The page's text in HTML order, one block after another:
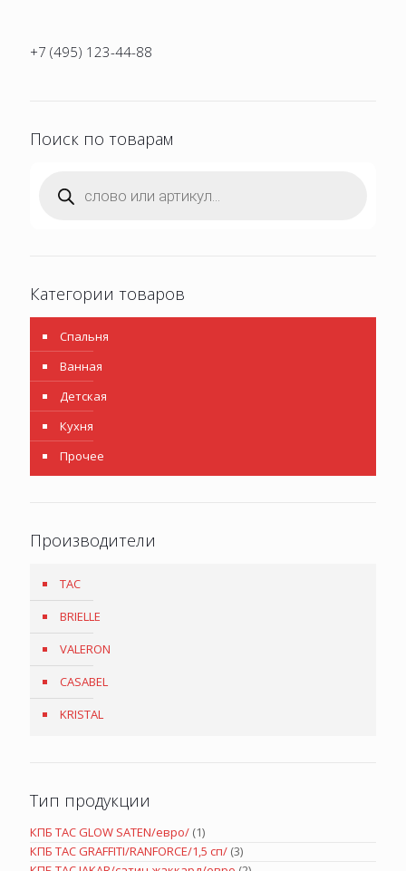
+7 (495) 123-44-88
Поиск по товарам
товаров
Категории товаров
Спальня
Ванная
Детская
Кухня
Прочее
Производители
TAC
BRIELLE
VALERON
CASABEL
KRISTAL
Тип продукции
КПБ TAC GLOW SATEN/евро/ (1)
КПБ TAC GRAFFITI/RANFORCE/1,5 сп/ (3)